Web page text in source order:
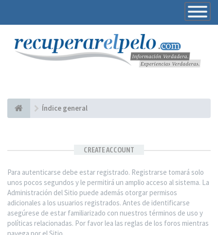
Toggle
Índice general
CREATE ACCOUNT
Para autenticarse debe estar registrado. Registrarse tomará solo
unos pocos segundos y le permitirá un amplio acceso al sistema. La
Administración del Sitio puede además otorgar permisos
adicionales a los usuarios registrados. Antes de identificarse
asegúrese de estar familiarizado con nuestros términos de uso y
políticas relacionadas. Por favor lea las reglas de los foros mientras